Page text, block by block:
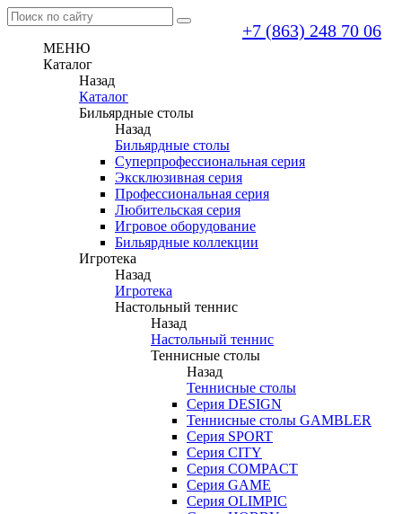
+7 (863) 248 70 06
МЕНЮ
Каталог
Назад
Каталог
Бильярдные столы
Назад
Бильярдные столы
Суперпрофессиональная серия
Эксклюзивная серия
Профессиональная серия
Любительская серия
Игровое оборудование
Бильярдные коллекции
Игротека
Назад
Игротека
Настольный теннис
Назад
Настольный теннис
Теннисные столы
Назад
Теннисные столы
Серия DESIGN
Теннисные столы GAMBLER
Серия SPORT
Серия CITY
Серия COMPACT
Серия GAME
Серия OLIMPIC